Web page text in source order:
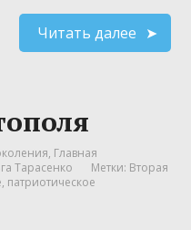
Читать далее
, Главная
Тарасенко Метки: Вторая
, патриотическое